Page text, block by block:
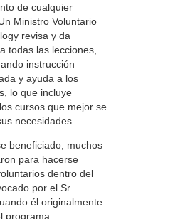
de cualquier
Ministro Voluntario
revisa y da
todas las lecciones,
instrucción
y ayuda a los
lo que incluye
cursos que mejor se
necesidades.
beneficiado, muchos
para hacerse
dentro del
por el Sr.
él originalmente
programa: